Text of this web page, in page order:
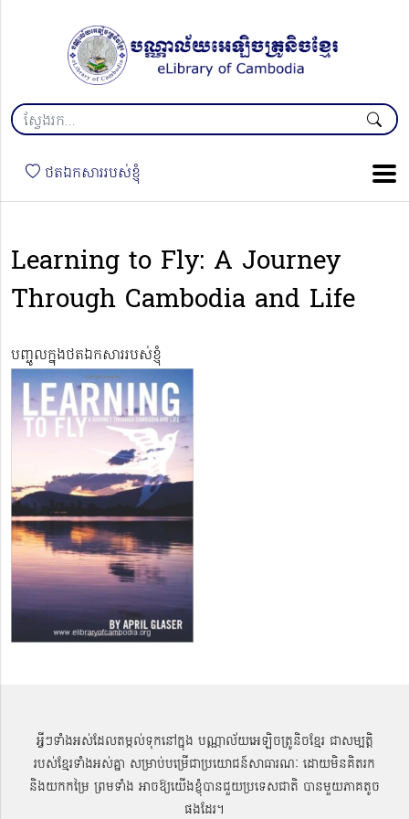
ថតឯកសាររបស់ខ្ញុំ
Learning to Fly: A Journey
Through Cambodia and Life
បញ្ចូលក្នុងថតឯកសាររបស់ខ្ញុំ
អ្វីៗទាំងអស់ដែលតម្កល់ទុកនៅក្នុង បណ្ណាល័យអេឡិចត្រូនិចខ្មែរ ជាសម្បតិ្ត
របស់ខ្មែរទាំងអស់គ្នា សម្រាប់បម្រើជាប្រយោជន៍សាធារណៈ ដោយមិនគិតរក
និងយកកម្រៃ ព្រមទាំង អាចឱ្យយើងខ្ញុំបានជួយប្រទេសជាតិ បានមួយភាគតូច
ផងដែរ។